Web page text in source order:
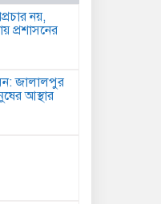
নয়,
প্রশাসনের
জালালপুর
আস্থার